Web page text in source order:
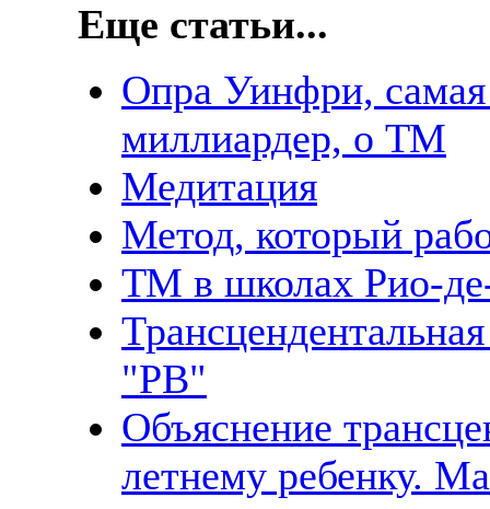
Еще статьи...
Опра Уинфри,
миллиардер, о ТМ
Медитация
Метод, который
ТМ в школах Рио-
"PB"
Объяснение
летнему ребенку.